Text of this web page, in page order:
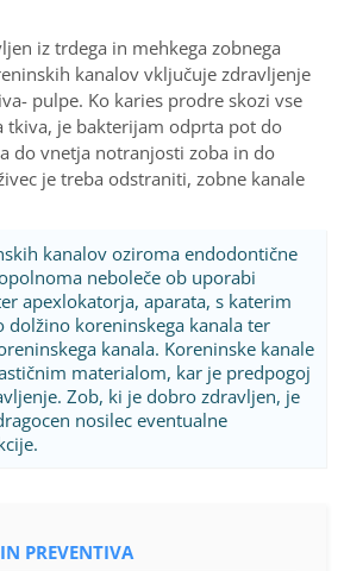
iz trdega in mehkega zobnega
kanalov vključuje zdravljenje
pulpe. Ko karies prodre skozi vse
tkiva, je bakterijam odprta pot do
do vnetja notranjosti zoba in do
je treba odstraniti, zobne kanale
kanalov oziroma endodontične
neboleče ob uporabi
apexlokatorja, aparata, s katerim
dolžino koreninskega kanala ter
kanala. Koreninske kanale
materialom, kar je predpogoj
Zob, ki je dobro zdravljen, je
nosilec eventualne
PREVENTIVA